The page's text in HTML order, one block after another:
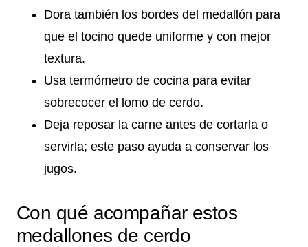
Dora también los bordes del medallón para
que el tocino quede uniforme y con mejor
textura.
Usa termómetro de cocina para evitar
sobrecocer el lomo de cerdo.
Deja reposar la carne antes de cortarla o
servirla; este paso ayuda a conservar los
jugos.
Con qué acompañar estos
medallones de cerdo